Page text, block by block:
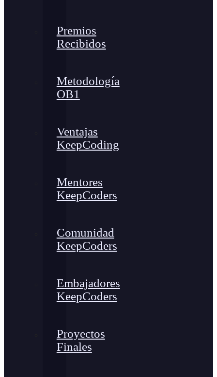
Premios
Recibidos
Metodología
OB1
Ventajas
KeepCoding
Mentores
KeepCoders
Comunidad
KeepCoders
Embajadores
KeepCoders
Proyectos
Finales